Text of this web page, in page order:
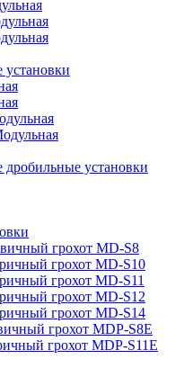
установки
грохот MD-S8
грохот MD-S10
грохот MD-S11
грохот MD-S12
грохот MD-S14
грохот MDP-S8E
грохот MDP-S11E